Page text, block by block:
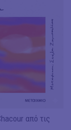
από τις